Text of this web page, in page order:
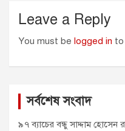
Leave a Reply
You must be logged in
সর্বশেষ সংবাদ
৯৭ ব্যাচের বন্ধু সাদ্দাম হোসেন